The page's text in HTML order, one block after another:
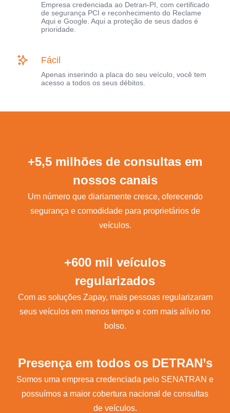
Empresa credenciada ao Detran-PI, com certificado
de segurança PCI e reconhecimento do Reclame
Aqui e Google. Aqui a proteção de seus dados é
prioridade.
Fácil
Apenas inserindo a placa do seu veículo, você tem
acesso a todos os seus débitos.
+5,5 milhões de consultas em
nossos canais
Um número que diariamente cresce, oferecendo
segurança e comodidade para proprietários de
veículos.
+600 mil veículos
regularizados
Com as soluções Zapay, mais pessoas regularizaram
seus veículos em menos tempo e com mais alívio no
bolso.
Presença em todos os DETRAN’s
Somos uma empresa credenciada pelo SENATRAN e
possuímos a maior cobertura nacional de consultas
de veículos.